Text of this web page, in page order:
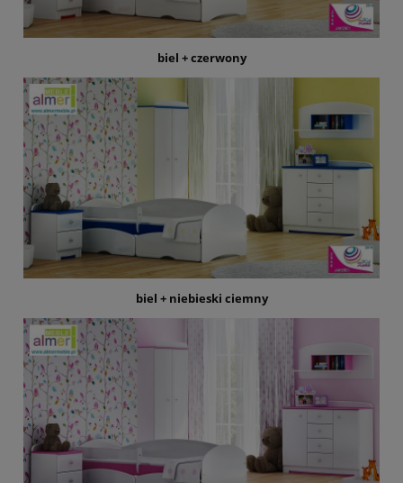
biel + czerwony
biel + niebieski ciemny